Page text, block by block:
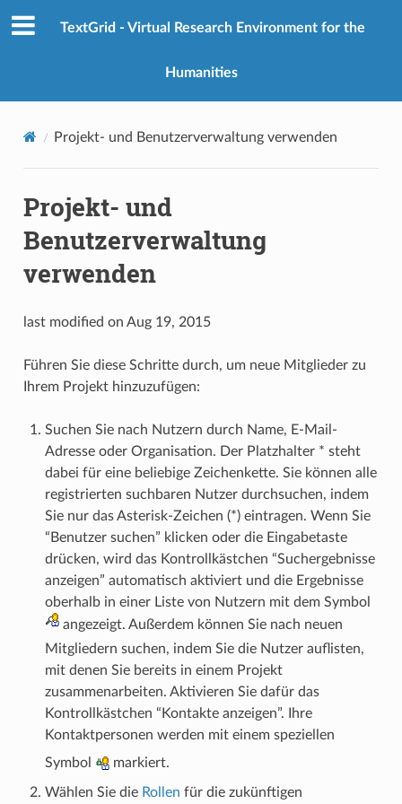
TextGrid - Virtual Research Environment for the
Humanities
Projekt- und Benutzerverwaltung verwenden
Projekt- und
Benutzerverwaltung
verwenden
last modified on Aug 19, 2015
Führen Sie diese Schritte durch, um neue Mitglieder zu
Ihrem Projekt hinzuzufügen:
Suchen Sie nach Nutzern durch Name, E-Mail-
Adresse oder Organisation. Der Platzhalter * steht
dabei für eine beliebige Zeichenkette. Sie können alle
registrierten suchbaren Nutzer durchsuchen, indem
Sie nur das Asterisk-Zeichen (*) eintragen. Wenn Sie
“Benutzer suchen” klicken oder die Eingabetaste
drücken, wird das Kontrollkästchen “Suchergebnisse
anzeigen” automatisch aktiviert und die Ergebnisse
oberhalb in einer Liste von Nutzern mit dem Symbol
angezeigt. Außerdem können Sie nach neuen
Mitgliedern suchen, indem Sie die Nutzer auflisten,
mit denen Sie bereits in einem Projekt
zusammenarbeiten. Aktivieren Sie dafür das
Kontrollkästchen “Kontakte anzeigen”. Ihre
Kontaktpersonen werden mit einem speziellen
Symbol
markiert.
Wählen Sie die Rollen für die zukünftigen